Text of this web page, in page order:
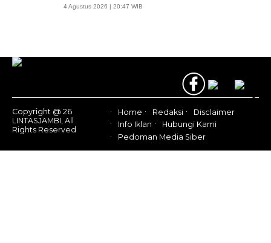
4 Agustus 2026 | 20:47 WIB
Copyright @ 26
LINTASJAMBI, All
Rights Reserved
Home Redaksi
Disclaimer
Info Iklan
Hubungi Kami
Pedoman Media Siber